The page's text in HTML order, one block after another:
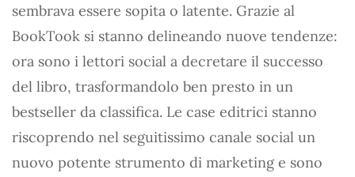
sembrava essere sopita o latente. Grazie al
BookTook si stanno delineando nuove tendenze:
ora sono i lettori social a decretare il successo
del libro, trasformandolo ben presto in un
bestseller da classifica. Le case editrici stanno
riscoprendo nel seguitissimo canale social un
nuovo potente strumento di marketing e sono